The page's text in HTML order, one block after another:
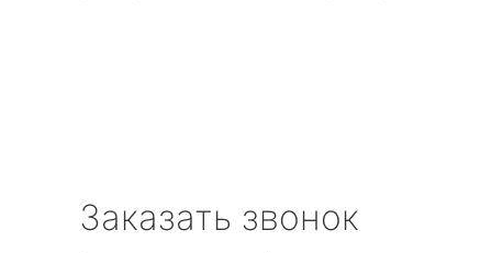
Заказать звонок